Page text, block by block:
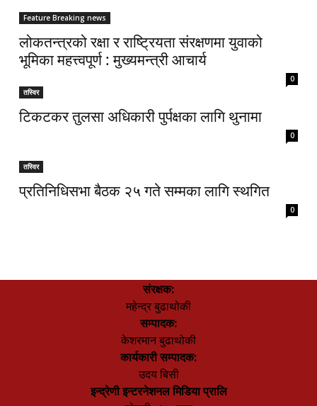
Feature Breaking news
लोकतन्त्रको रक्षा र राष्ट्रियता संरक्षणमा युवाको
भूमिका महत्त्वपूर्ण : मुख्यमन्त्री आचार्य
0
तस्विर
टिकटकर तुलसा अधिकारी पुर्पक्षका लागि थुनामा
0
तस्विर
प्रतिनिधिसभा बैठक २५ गते सम्मका लागि स्थगित
0
संरक्षक:
महेन्द्र बुढाथोकी
सम्पादक:
केशरमान बुढाथोकी
कार्यकारी सम्पादक:
उदय बिसी
इन्द्रेणी इन्टरनेशनल मिडिया प्रालि